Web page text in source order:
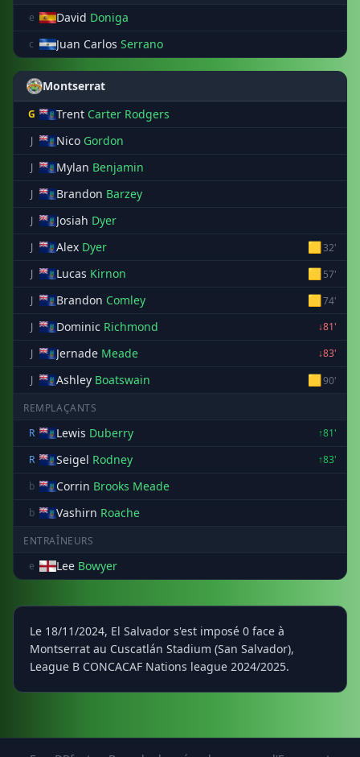
e
David Doniga
c Juan Carlos Serrano
Montserrat
G Trent Carter Rodgers
J Nico Gordon
J Mylan Benjamin
J Brandon Barzey
J Josiah Dyer
J Alex Dyer 🟨32'
J
Lucas Kirnon 🟨57'
J
Brandon Comley 🟨74'
J
Dominic Richmond
↓81'
J
Jernade Meade
↓83'
J
Ashley Boatswain 🟨90'
REMPLAÇANTS
R
Lewis Duberry
↑81'
R
Seigel Rodney
↑83'
b
Corrin Brooks Meade
b Vashirn Roache
ENTRAÎNEURS
e
Lee Bowyer
Le 18/11/2024, El Salvador s'est imposé 0 face à
Montserrat au Cuscatlán Stadium (San Salvador),
League B CONCACAF Nations league 2024/2025.